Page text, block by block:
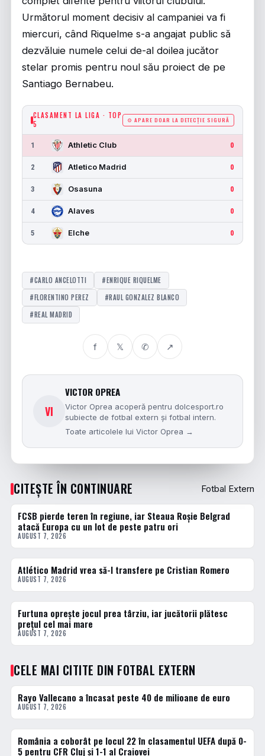
Următorul moment decisiv al campaniei va fi
miercuri, când Riquelme s-a angajat public să
dezvăluie numele celui de-al doilea jucător
stelar promis pentru noul său proiect de pe
Santiago Bernabeu.
CLASAMENT LA LIGA · TOP
5
⚙ APARE DOAR LA DETECȚIE SIGURĂ
1 Athletic Club 0
2 Atletico Madrid 0
3 Osasuna 0
4 Alaves 0
5 Elche 0
#CARLO ANCELOTTI
#ENRIQUE RIQUELME
#FLORENTINO PEREZ
#RAUL GONZALEZ BLANCO
#REAL MADRID
f 𝕏 ✆ ↗
VI
VICTOR OPREA
Victor Oprea acoperă pentru dolcesport.ro
subiecte de fotbal extern și fotbal intern.
Toate articolele lui Victor Oprea →
CITEȘTE ÎN CONTINUARE Fotbal Extern
FOTBAL EXTERN
FCSB pierde teren în regiune, iar Steaua Roșie Belgrad
atacă Europa cu un lot de peste patru ori
AUGUST 7, 2026
FOTBAL EXTERN
Atlético Madrid vrea să-l transfere pe Cristian Romero
AUGUST 7, 2026
FOTBAL EXTERN
Furtuna oprește jocul prea târziu, iar jucătorii plătesc
prețul cel mai mare
AUGUST 7, 2026
CELE MAI CITITE DIN FOTBAL EXTERN
1 · TOP
Rayo Vallecano a încasat peste 40 de milioane de euro
AUGUST 7, 2026
2 · TOP
România a coborât pe locul 22 în clasamentul UEFA după 0-
5 pentru CFR Cluj și 1-1 al Craiovei